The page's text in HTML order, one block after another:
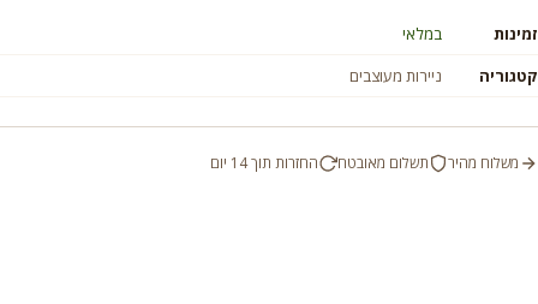
זמינות
במלאי
קטגוריה
ניירות מעוצבים
משלוח מהיר תשלום מאובטח החזרות תוך 14 יום